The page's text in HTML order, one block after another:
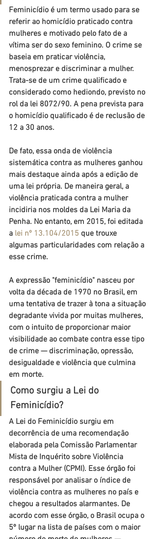
Feminicídio é um termo usado para se
referir ao homicídio praticado contra
mulheres e motivado pelo fato de a
vítima ser do sexo feminino. O crime se
baseia em praticar violência,
menosprezar e discriminar a mulher.
Trata-se de um crime qualificado e
considerado como hediondo, previsto no
rol da lei 8072/90. A pena prevista para
o homicídio qualificado é de reclusão de
12 a 30 anos.
De fato, essa onda de violência
sistemática contra as mulheres ganhou
mais destaque ainda após a edição de
uma lei própria. De maneira geral, a
violência praticada contra a mulher
incidiria nos moldes da Lei Maria da
Penha. No entanto, em 2015, foi editada
a lei nº 13.104/2015 que trouxe
algumas particularidades com relação a
esse crime.
A expressão "feminicídio" nasceu por
volta da década de 1970 no Brasil, em
uma tentativa de trazer à tona a situação
degradante vivida por muitas mulheres,
com o intuito de proporcionar maior
visibilidade ao combate contra esse tipo
de crime — discriminação, opressão,
desigualdade e violência que culmina
em morte.
Como surgiu a Lei do
Feminicídio?
A Lei do Feminicídio surgiu em
decorrência de uma recomendação
elaborada pela Comissão Parlamentar
Mista de Inquérito sobre Violência
contra a Mulher (CPMI). Esse órgão foi
responsável por analisar o índice de
violência contra as mulheres no país e
chegou a resultados alarmantes. De
acordo com esse órgão, o Brasil ocupa o
5º lugar na lista de países com o maior